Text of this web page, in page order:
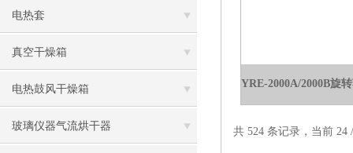
电热套
真空干燥箱
电热鼓风干燥箱
玻璃仪器气流烘干器 共 524 条记录，当前